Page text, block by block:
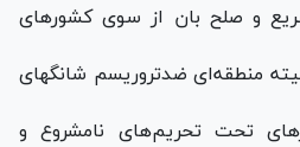
و صلح بان از سوی کشور‌های
منطقه‌ای ضدتروریسم شانگهای
تحت تحریم‌های نامشروع و